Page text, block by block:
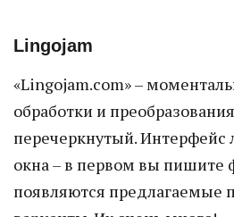
Lingojam
«Lingojam.com» –
обработки и
перечеркнутый. Интерфейс
окна – в первом вы пишите
появляются предлагаемые